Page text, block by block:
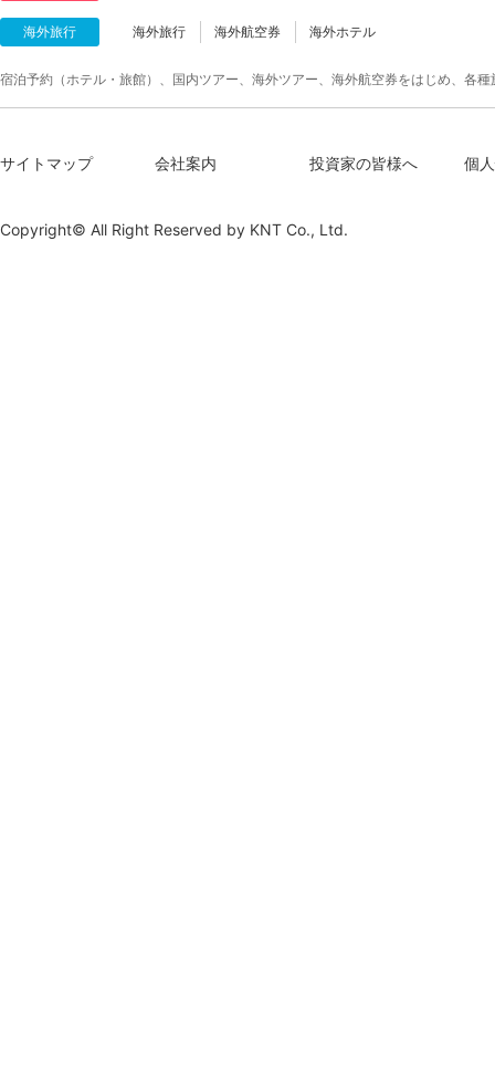
海外旅行 海外旅行 海外航空券 海外ホテル
宿泊予約（ホテル・旅館）、国内ツアー、海外ツアー、海外航空券をはじめ、各
サイトマップ 会社案内 投資家の皆様へ 個
Copyright© All Right Reserved by KNT Co., Ltd.